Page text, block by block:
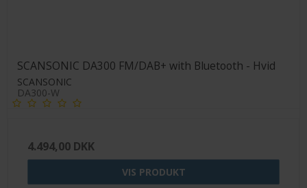
SCANSONIC DA300 FM/DAB+ with Bluetooth - Hvid
SCANSONIC
DA300-W
4.494,00 DKK
VIS PRODUKT